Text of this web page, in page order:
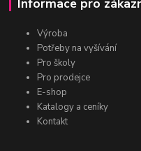
Informace pro
Výroba
Potřeby na vyšívání
Pro školy
Pro prodejce
E-shop
Katalogy a ceníky
Kontakt